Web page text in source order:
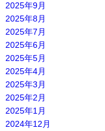
2025年9月
2025年8月
2025年7月
2025年6月
2025年5月
2025年4月
2025年3月
2025年2月
2025年1月
2024年12月